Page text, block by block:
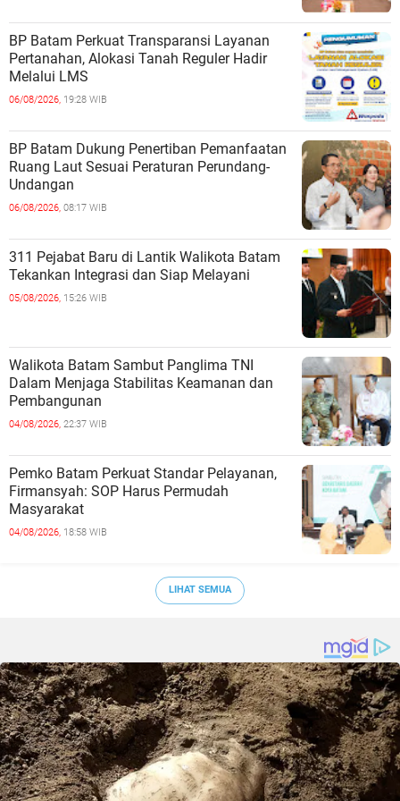
BP Batam Perkuat Transparansi Layanan
Pertanahan, Alokasi Tanah Reguler Hadir
Melalui LMS
06/08/2026, 19:28 WIB
BP Batam Dukung Penertiban Pemanfaatan
Ruang Laut Sesuai Peraturan Perundang-
Undangan
06/08/2026, 08:17 WIB
311 Pejabat Baru di Lantik Walikota Batam
Tekankan Integrasi dan Siap Melayani
05/08/2026, 15:26 WIB
Walikota Batam Sambut Panglima TNI
Dalam Menjaga Stabilitas Keamanan dan
Pembangunan
04/08/2026, 22:37 WIB
Pemko Batam Perkuat Standar Pelayanan,
Firmansyah: SOP Harus Permudah
Masyarakat
04/08/2026, 18:58 WIB
LIHAT SEMUA